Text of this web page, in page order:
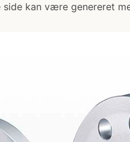
side kan være genereret